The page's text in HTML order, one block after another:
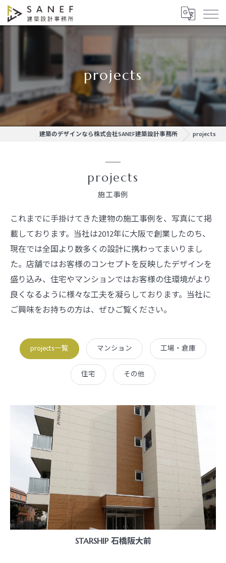
projects
建築のデザインなら株式会社SANEF建築設計事務所 projects
projects
施工事例
これまでに手掛けてきた建物の施工事例を、写真にて掲
載しております。当社は2012年に大阪で創業したのち、
現在では全国より数多くの設計に携わってまいりまし
た。店舗ではお客様のコンセプトを反映したデザインを
盛り込み、住宅やマンションではお客様の住環境がより
良くなるように様々な工夫を凝らしております。当社に
ご興味をお持ちの方は、ぜひご覧ください。
projects一覧 マンション 工場・倉庫
住宅 その他
STARSHIP 石橋阪大前